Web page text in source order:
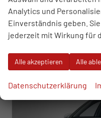
incl. 19% MwSt.
Verbrauch kombiniert:
2 -Klasse: D
CO -Emissionen:
ab 321,– € mtl.
Analytics und
Einverständnis geben.
jederzeit mit Wirkung für
Alle akzeptieren Alle
Datenschutzerklärung